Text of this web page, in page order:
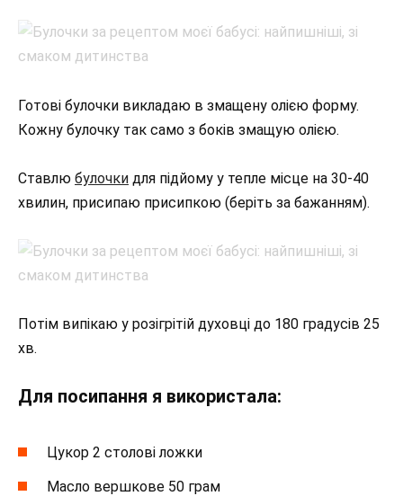
Готові булочки викладаю в змащену олією форму.
Кожну булочку так само з боків змащую олією.
Ставлю булочки для підйому у тепле місце на 30-40
хвилин, присипаю присипкою (беріть за бажанням).
Потім випікаю у розігрітій духовці до 180 градусів 25
хв.
Для посипання я використала:
Цукор 2 столові ложки
Масло вершкове 50 грам